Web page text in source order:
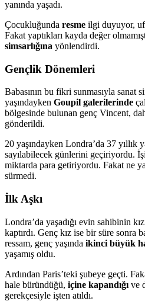
yanında yaşadı.
Çocukluğunda resme ilgi duyuyor,
Fakat yaptıkları kayda değer
simsarlığına yönlendirdi.
Gençlik Dönemleri
Babasının bu fikri sunmasıyla sanat
yaşındayken Goupil galerilerinde
bölgesinde bulunan genç Vincent,
gönderildi.
20 yaşındayken Londra’da 37 yıllık
sayılabilecek günlerini geçiriyordu.
miktarda para getiriyordu. Fakat ne
sürmedi.
İlk Aşkı
Londra’da yaşadığı evin sahibinin
kaptırdı. Genç kız ise bir süre sonra
ressam, genç yaşında ikinci büyük
yaşamış oldu.
Ardından Paris’teki şubeye geçti.
hale büründüğü, içine kapandığı ve
gerekçesiyle işten atıldı.